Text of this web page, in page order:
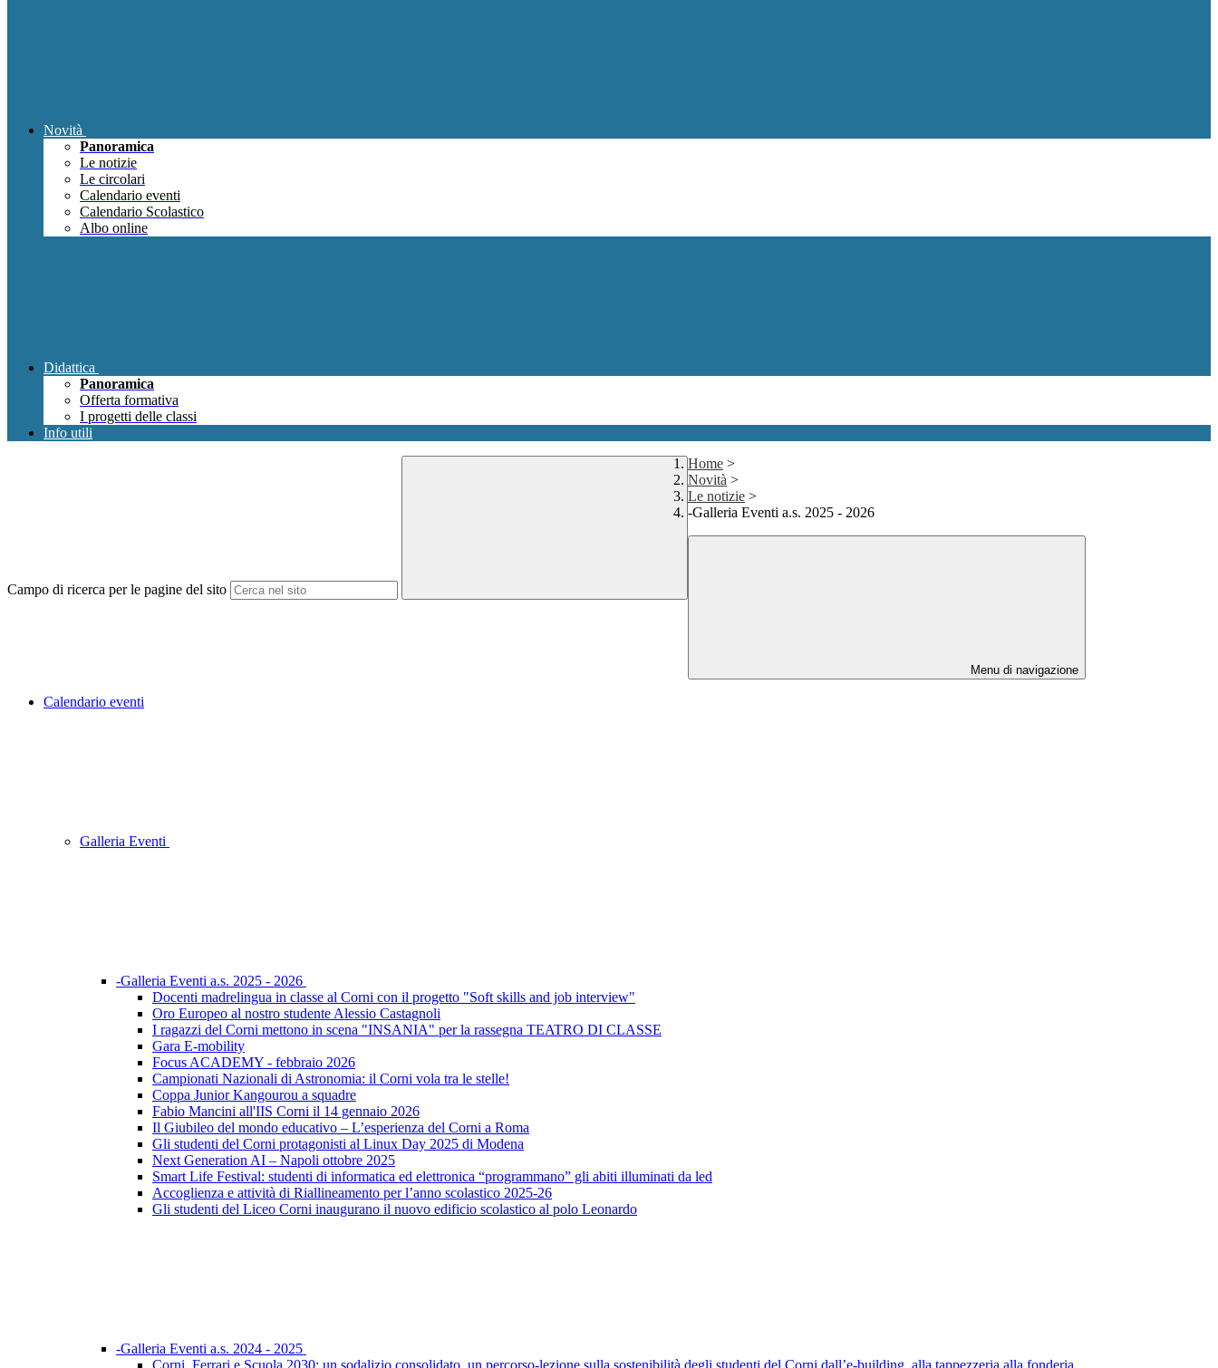
Novità
Panoramica
Le notizie
Le circolari
Calendario eventi
Calendario Scolastico
Albo online
Didattica
Panoramica
Offerta formativa
I progetti delle classi
Info utili
Campo di ricerca per le pagine del sito
Home >
Novità >
Le notizie >
-Galleria Eventi a.s. 2025 - 2026
Menu di navigazione
Calendario eventi
Galleria Eventi
-Galleria Eventi a.s. 2025 - 2026
Docenti madrelingua in classe al Corni con il progetto "Soft skills and job interview"
Oro Europeo al nostro studente Alessio Castagnoli
I ragazzi del Corni mettono in scena "INSANIA" per la rassegna TEATRO DI CLASSE
Gara E-mobility
Focus ACADEMY - febbraio 2026
Campionati Nazionali di Astronomia: il Corni vola tra le stelle!
Coppa Junior Kangourou a squadre
Fabio Mancini all'IIS Corni il 14 gennaio 2026
Il Giubileo del mondo educativo – L’esperienza del Corni a Roma
Gli studenti del Corni protagonisti al Linux Day 2025 di Modena
Next Generation AI – Napoli ottobre 2025
Smart Life Festival: studenti di informatica ed elettronica “programmano” gli abiti illuminati da led
Accoglienza e attività di Riallineamento per l’anno scolastico 2025-26
Gli studenti del Liceo Corni inaugurano il nuovo edificio scolastico al polo Leonardo
-Galleria Eventi a.s. 2024 - 2025